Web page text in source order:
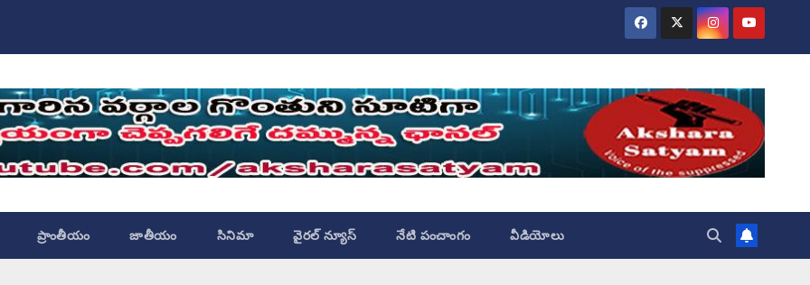
ప్రాంతీయం జాతీయం సినిమా వైరల్ న్యూస్ నేటి పంచాంగం వీడియోలు